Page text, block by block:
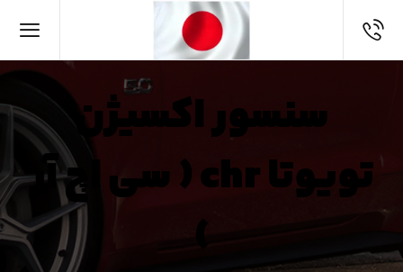
سنسور اکسیژن
تویوتا chr ( سی اچ آر
)